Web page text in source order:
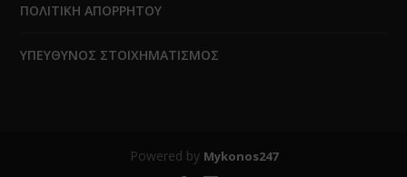
ΠΟΛΙΤΙΚΗ ΑΠΟΡΡΗΤΟΥ
ΥΠΕΥΘΥΝΟΣ ΣΤΟΙΧΗΜΑΤΙΣΜΟΣ
Powered by Mykonos247